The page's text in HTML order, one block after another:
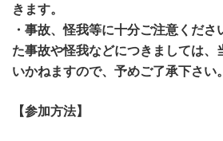
きます。
・事故、怪我等に十分ご注意くだ
た事故や怪我などにつきましては、
いかねますので、予めご了承下さい。
【参加方法】